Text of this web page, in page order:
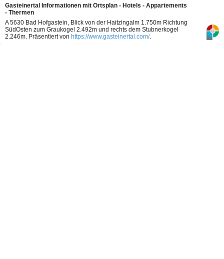
Gasteinertal Informationen mit Ortsplan - Hotels - Appartements
- Thermen
A 5630 Bad Hofgastein, Blick von der Haitzingalm 1.750m Richtung
SüdOsten zum Graukogel 2.492m und rechts dem Stubnerkogel
2.246m. Präsentiert von https://www.gasteinertal.com/.